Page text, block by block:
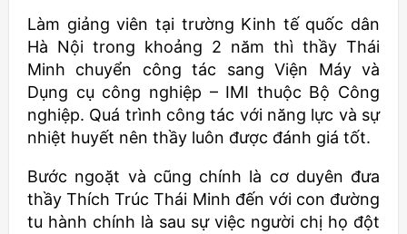
Làm giảng viên tại trường Kinh tế quốc dân
Hà Nội trong khoảng 2 năm thì thầy Thái
Minh chuyển công tác sang Viện Máy và
Dụng cụ công nghiệp – IMI thuộc Bộ Công
nghiệp. Quá trình công tác với năng lực và sự
nhiệt huyết nên thầy luôn được đánh giá tốt.
Bước ngoặt và cũng chính là cơ duyên đưa
thầy Thích Trúc Thái Minh đến với con đường
tu hành chính là sau sự việc người chị họ đột